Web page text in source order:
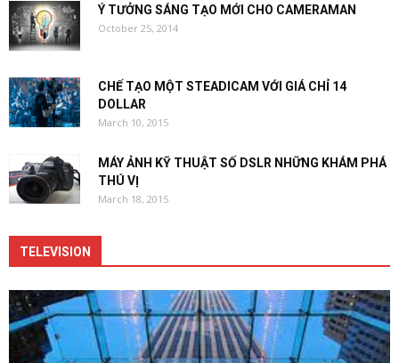
Ý TƯỞNG SÁNG TẠO MỚI CHO CAMERAMAN
October 25, 2014
CHẾ TẠO MỘT STEADICAM VỚI GIÁ CHỈ 14
DOLLAR
March 10, 2015
MÁY ẢNH KỸ THUẬT SỐ DSLR NHỮNG KHÁM PHÁ
THÚ VỊ
March 18, 2015
TELEVISION